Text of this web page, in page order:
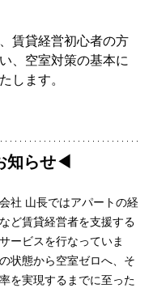
賃貸経営初心者の方
、空室対策の基本に
します。
知らせ◀︎
社 山長ではアパートの経
ど賃貸経営者を支援する
ービスを行なっていま
状態から空室ゼロへ、そ
を実現するまでに至った